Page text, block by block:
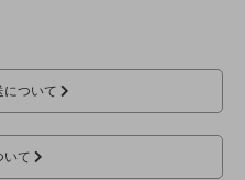
について
いて